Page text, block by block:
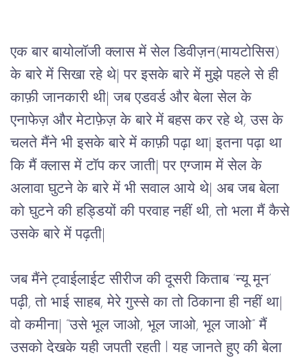
एक बार बायोलॉजी क्लास में सेल डिवीज़न(मायटोसिस)
के बारे में सिखा रहे थे| पर इसके बारे में मुझे पहले से ही
काफ़ी जानकारी थी| जब एडवर्ड और बेला सेल के
एनाफेज़ और मेटाफ़ेज़ के बारे में बहस कर रहे थे, उस के
चलते मैंने भी इसके बारे में काफ़ी पढ़ा था| इतना पढ़ा था
कि मैं क्लास में टॉप कर जाती| पर एग्जाम में सेल के
अलावा घुटने के बारे में भी सवाल आये थे| अब जब बेला
को घुटने की हड्डियों की परवाह नहीं थी, तो भला मैं कैसे
उसके बारे में पढ़ती|
जब मैंने ट्वाईलाईट सीरीज की दूसरी किताब ‘न्यू मून’
पढ़ी, तो भाई साहब, मेरे गुस्से का तो ठिकाना ही नहीं था|
वो कमीना| “उसे भूल जाओ, भूल जाओ, भूल जाओ” मैं
उसको देखके यही जपती रहती l यह जानते हुए की बेला